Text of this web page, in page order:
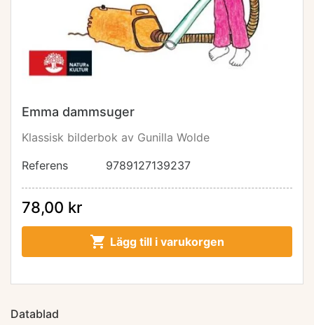
Emma dammsuger
Klassisk bilderbok av Gunilla Wolde
Referens
9789127139237
78,00 kr
 Lägg till i varukorgen
Datablad